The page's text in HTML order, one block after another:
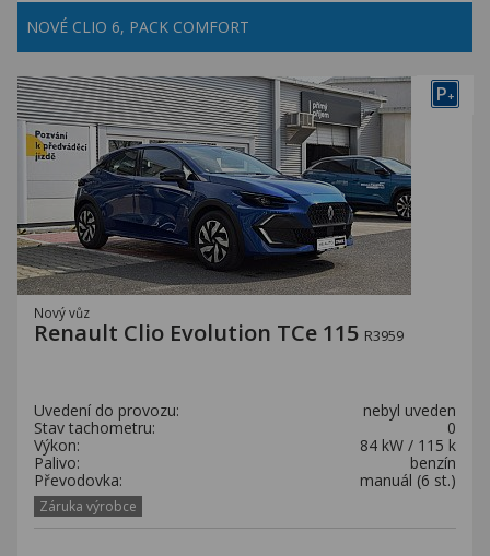
NOVÉ CLIO 6, PACK COMFORT
P+
Nový vůz
Renault Clio Evolution TCe 115 R3959
Uvedení do provozu:
nebyl uveden
Stav tachometru:
0
Výkon:
84 kW / 115 k
Palivo:
benzín
Převodovka:
manuál (6 st.)
Záruka výrobce